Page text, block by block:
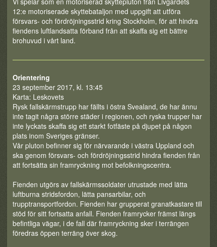
12:e motoriserade skyttebataljon med uppgift att utföra
försvars- och fördröjningsstrid kring Stockholm, för att hindra
fiendens luftlandsatta förband från att skaffa sig ett bättre
brohuvud i vårt land.
Orientering
23 september 2017, kl. 13:45
Karta: Leskovets
Rysk fallskärmstrupp har fällts i östra Svealand, de har ännu
inte tagit några större städer i regionen, och ryska trupper har
inte lyckats skaffa sig ett starkt fotfäste på djupet på någon
plats inom Sveriges gränser.
Vår pluton befinner sig för närvarande i västra Uppland och
ska genom försvars- och fördröjningsstrid hindra fienden från
att fortsätta sin framryckning mot befolkningscentra.
Fienden utgörs av fallskärmssoldater utrustade med lätta
luftburna stridsfordon, lätta pansarbilar, och
trupptransportfordon. Fienden har grupperat granatkastare till
stöd för sitt fortsatta anfall. Fienden framrycker främst längs
befintliga vägar, i de fall där framryckning sker i terrängen
föredras öppen terräng över skog.